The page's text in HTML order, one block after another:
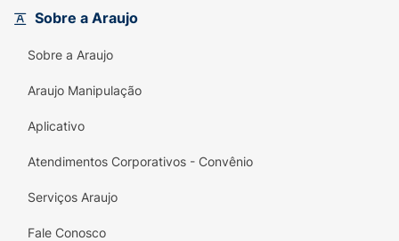
sinta-se à vontade para desfilar com
protegidos e frescos. Transforme o cuidado
com seus pés em uma experiência única e
agradável com Tenys Pé Baruel!
Sobre a Araujo
Sobre a Araujo
Araujo Manipulação
Aplicativo
Atendimentos Corporativos - Convênio
Serviços Araujo
Fale Conosco